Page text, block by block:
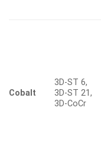
Cobalt
3D-ST 6,
3D-ST 21,
3D-CoCr